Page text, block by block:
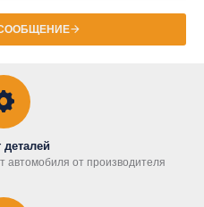
деталей
автомобиля от производителя